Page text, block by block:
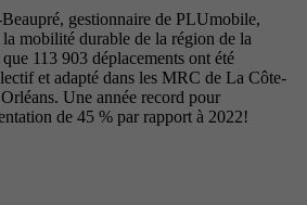
gestionnaire de PLUmobile,
mobilité durable de la région de la
113 903 déplacements ont été
et adapté dans les MRC de La Côte-
Une année record pour
de 45 % par rapport à 2022!